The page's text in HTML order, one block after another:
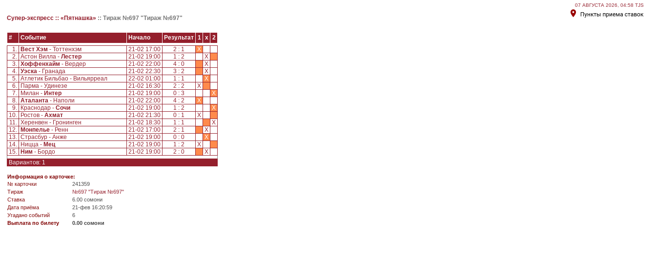
07 АВГУСТА 2026, 04:58 TJS
Супер-экспресс :: «Пятнашка» :: Тираж №697 "Тираж №697"
# Событие Начало Результат 1 x
2
1.
Вест Хэм - Тоттенхэм 21-02 17:00 2 : 1
X
2. Астон Вилла - Лестер 21-02 19:00 1 : 2
X
3. Хоффенхайм - Вердер 21-02 22:00 4 : 0
X
4. Уэска - Гранада 21-02 22:30 3 : 2
X
5. Атлетик Бильбао - Вильярреал 22-02 01:00 1 : 1
X
6.
Парма - Удинезе 21-02 16:30 2 : 2
X
7.
Милан - Интер 21-02 19:00 0 : 3
X
8. Аталанта - Наполи 21-02 22:00 4 : 2
X
9.
Краснодар - Сочи 21-02 19:00 1 : 2
X
10.
Ростов - Ахмат 21-02 21:30 0 : 1
X
11. Херенвен - Гронинген 21-02 18:30 1 : 1
X
12.
Монпелье - Ренн 21-02 17:00 2 : 1
X
13. Страсбур - Анже 21-02 19:00 0 : 0
X
14.
Ницца - Мец 21-02 19:00 1 : 2
X
15.
Ним - Бордо 21-02 19:00 2 : 0
X
Вариантов: 1
Информация о карточке:
№ карточки
241359
Tираж
№697 "Тираж №697"
Ставка
6.00 сомони
Дата приёма
21-фев 16:20:59
Угадано событий
6
Выплата по билету
0.00 сомони